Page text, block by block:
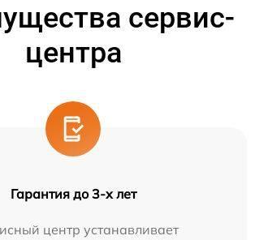
сервис-
центра
Гарантия до 3-х лет
центр устанавливает